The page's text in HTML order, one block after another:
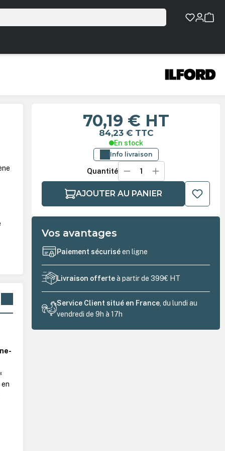
70,19 € HT
84,23 € TTC
En stock
Info livraison
Quantité
AJOUTER AU PANIER
Vos avantages
Paiement sécuriséen ligne
Livraison offerteà partir de 399€ HT
Service Client situé en France , du lundi au
vendredi de 9h à 17h